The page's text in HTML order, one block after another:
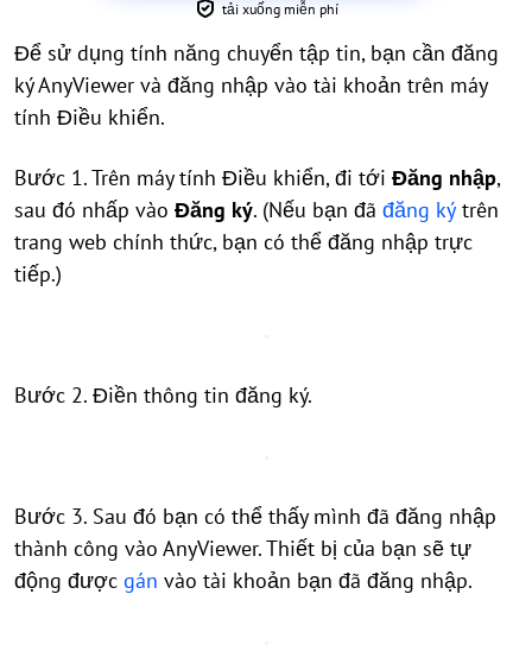
tải xuống miễn phí
Để sử dụng tính năng chuyển tập tin, bạn cần đăng
ký AnyViewer và đăng nhập vào tài khoản trên máy
tính Điều khiển.
Bước 1. Trên máy tính Điều khiển, đi tới Đăng nhập,
sau đó nhấp vào Đăng ký. (Nếu bạn đã đăng ký trên
trang web chính thức, bạn có thể đăng nhập trực
tiếp.)
Bước 2. Điền thông tin đăng ký.
Bước 3. Sau đó bạn có thể thấy mình đã đăng nhập
thành công vào AnyViewer. Thiết bị của bạn sẽ tự
động được gán vào tài khoản bạn đã đăng nhập.